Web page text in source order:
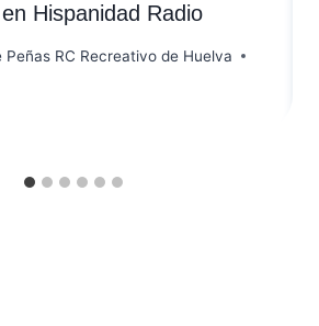
Hispanidad Radio
Peñas RC Recreativo de Huelva